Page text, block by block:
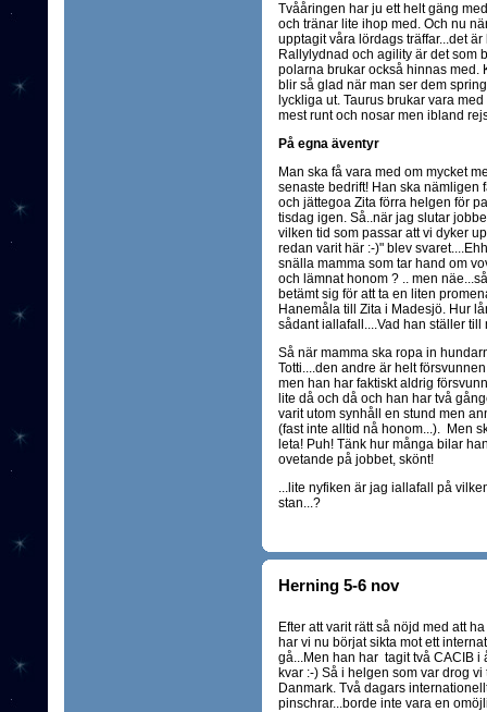
Tvååringen har ju ett helt gäng
och tränar lite ihop med. Och nu
upptagit våra lördags träffar...det
Rallylydnad och agility är det som
polarna brukar också hinnas med.
blir så glad när man ser dem
lyckliga ut. Taurus brukar vara
mest runt och nosar men ibland
På egna äventyr
Man ska få vara med om mycket
senaste bedrift! Han ska nämligen
och jättegoa Zita förra helgen för
tisdag igen. Så..när jag slutar
vilken tid som passar att vi dyker
redan varit här :-)" blev
snälla mamma som tar hand om
och lämnat honom ? .. men
betämt sig för att ta en liten
Hanemåla till Zita i Madesjö. Hur
sådant iallafall....Vad han ställer till
Så när mamma ska ropa in
Totti....den andre är helt
men han har faktiskt aldrig
lite då och då och han har två
varit utom synhåll en stund men
(fast inte alltid nå honom...). Men
leta! Puh! Tänk hur många bilar
ovetande på jobbet, skönt!
...lite nyfiken är jag iallafall på
stan...?
Herning 5-6 nov
Efter att varit rätt så nöjd med att
har vi nu börjat sikta mot ett
gå...Men han har tagit två CACIB i
kvar :-) Så i helgen som var drog
Danmark. Två dagars
pinschrar...borde inte vara en